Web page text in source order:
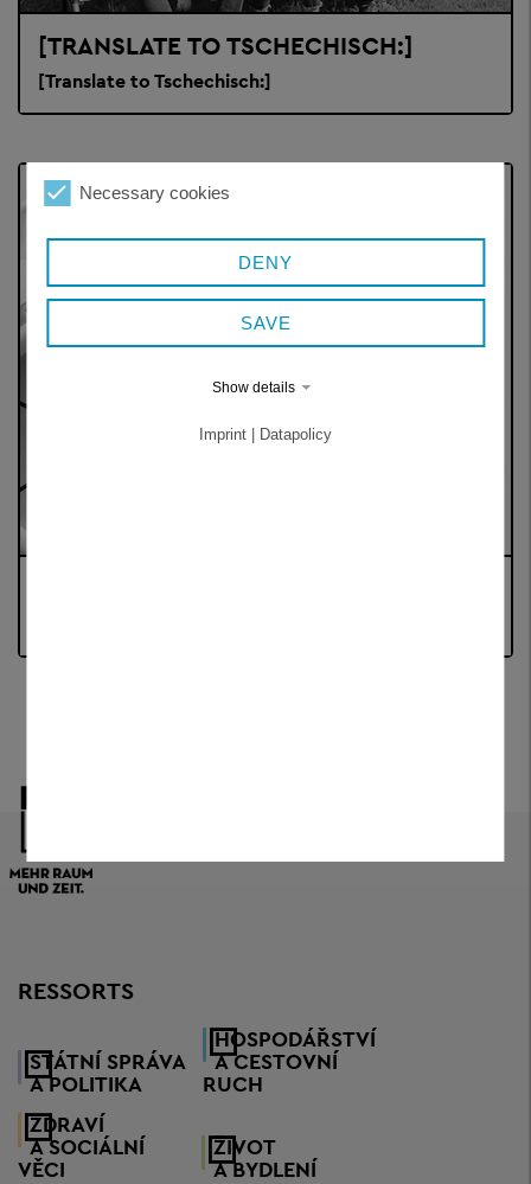
[TRANSLATE TO TSCHECHISCH:]
[Translate to Tschechisch:]
RESSORTS
STÁTNÍ SPRÁVA
A POLITIKA
HOSPODÁŘSTVÍ
A CESTOVNÍ
RUCH
ZDRAVÍ
A SOCIÁLNÍ
VĚCI
ŽIVOT
A BYDLENÍ
Necessary cookies
DENY
SAVE
Show details
Imprint | Datapolicy